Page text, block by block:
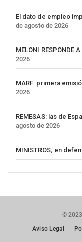
El dato de empleo
de agosto de 2026
MELONI RESPONDE
2026
MARF: primera
2026
REMESAS: las de
agosto de 2026
MINISTROS; en
©
Aviso Legal